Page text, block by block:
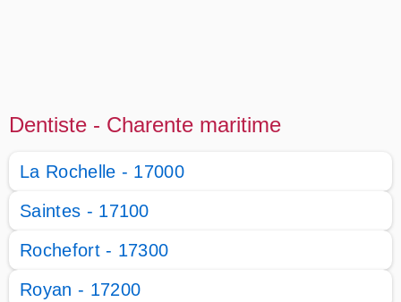
Dentiste - Charente maritime
La Rochelle - 17000
Saintes - 17100
Rochefort - 17300
Royan - 17200